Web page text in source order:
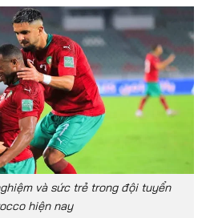
và sức trẻ trong đội tuyển
hiện nay